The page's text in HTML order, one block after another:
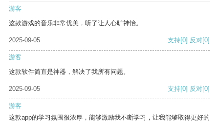
游客
这款游戏的音乐非常优美，听了让人心旷神怡。
2025-09-05 支持[0] 反对[0]
游客
这款软件简直是神器，解决了我所有问题。
2025-09-05 支持[0] 反对[0]
游客
这款app的学习氛围很浓厚，能够激励我不断学习，让我能够取得更好的